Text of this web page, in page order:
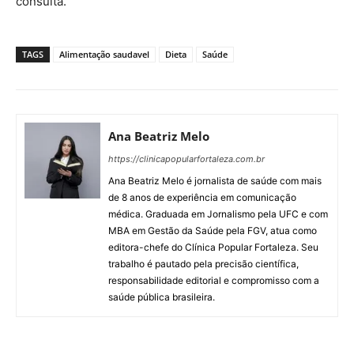
TAGS Alimentação saudavel Dieta Saúde
Ana Beatriz Melo
https://clinicapopularfortaleza.com.br
Ana Beatriz Melo é jornalista de saúde com mais
de 8 anos de experiência em comunicação
médica. Graduada em Jornalismo pela UFC e com
MBA em Gestão da Saúde pela FGV, atua como
editora-chefe do Clínica Popular Fortaleza. Seu
trabalho é pautado pela precisão científica,
responsabilidade editorial e compromisso com a
saúde pública brasileira.